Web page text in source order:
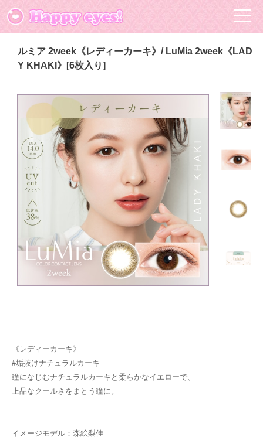
ルミア 2week《レディーカーキ》/ LuMia 2week《LAD
Y KHAKI》[6枚入り]
《レディーカーキ》
#垢抜けナチュラルカーキ
瞳になじむナチュラルカーキと柔らかなイエローで、
上品なクールさをまとう瞳に。
イメージモデル：森絵梨佳